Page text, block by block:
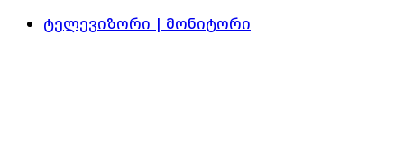
ტელევიზორი | მონიტორი